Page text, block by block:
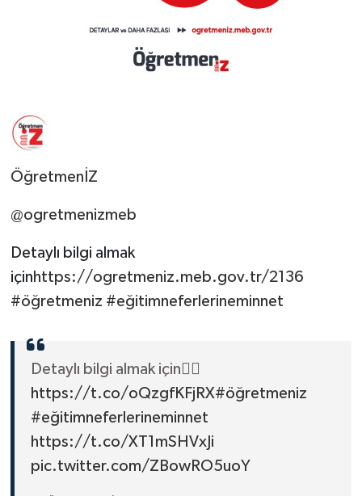
ÖğretmenİZ
@ogretmenizmeb
Detaylı bilgi almak
için https://ogretmeniz.meb.gov.tr/2136
#öğretmeniz #eğitimneferlerineminnet
Detaylı bilgi almak için👉🏻
https://t.co/oQzgfKFjRX#öğretmeniz
#eğitimneferlerineminnet
https://t.co/XT1mSHVxJi
pic.twitter.com/ZBowRO5uoY